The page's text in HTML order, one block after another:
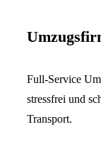
Full-Service
stressfrei und
Transport.